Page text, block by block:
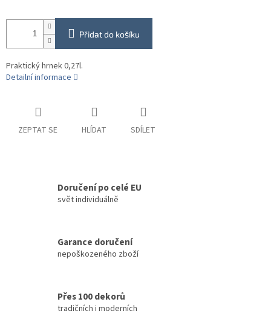
Přidat do košíku
Praktický hrnek 0,27l.
Detailní informace
ZEPTAT SE HLÍDAT SDÍLET
Doručení po celé EU
svět individuálně
Garance doručení
nepoškozeného zboží
Přes 100 dekorů
tradičních i moderních